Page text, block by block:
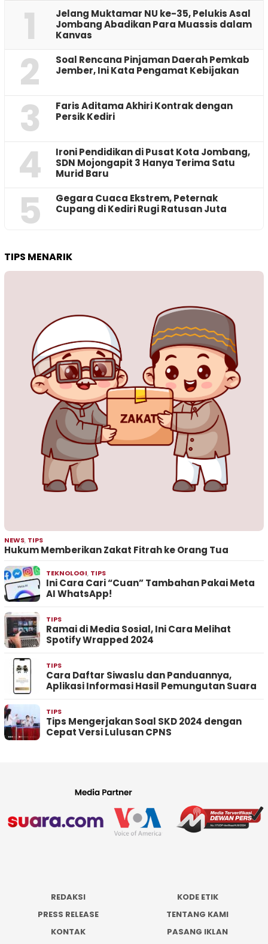
1
Jelang Muktamar NU ke-35, Pelukis Asal
Jombang Abadikan Para Muassis dalam
Kanvas
2
‎Soal Rencana Pinjaman Daerah Pemkab
Jember, Ini Kata Pengamat Kebijakan ‎
3
Faris Aditama Akhiri Kontrak dengan
Persik Kediri
4
Ironi Pendidikan di Pusat Kota Jombang,
SDN Mojongapit 3 Hanya Terima Satu
Murid Baru
5
‎Gegara Cuaca Ekstrem, Peternak
Cupang di Kediri Rugi Ratusan Juta
TIPS MENARIK
NEWS, TIPS
Hukum Memberikan Zakat Fitrah ke Orang Tua
TEKNOLOGI, TIPS
Ini Cara Cari “Cuan” Tambahan Pakai Meta
AI WhatsApp!
TIPS
Ramai di Media Sosial, Ini Cara Melihat
Spotify Wrapped 2024
TIPS
Cara Daftar Siwaslu dan Panduannya,
Aplikasi Informasi Hasil Pemungutan Suara
TIPS
Tips Mengerjakan Soal SKD 2024 dengan
Cepat Versi Lulusan CPNS
REDAKSI
KODE ETIK
PRESS RELEASE
TENTANG KAMI
KONTAK
PASANG IKLAN